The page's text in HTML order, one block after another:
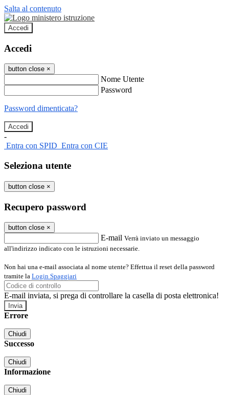
Salta al contenuto
Accedi
Accedi
button close ×
Nome Utente
Password
Password dimenticata?
-
Entra con SPID Entra con CIE
Seleziona utente
button close ×
Recupero password
button close ×
E-mail Verrà inviato un messaggio
all'indirizzo indicato con le istruzioni necessarie.
Non hai una e-mail associata al nome utente? Effettua il reset della password
tramite la Login Spaggiari
E-mail inviata, si prega di controllare la casella di posta elettronica!
Errore
Chiudi
Successo
Chiudi
Informazione
Chiudi